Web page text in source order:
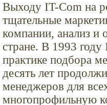
Выходу IT-Com на
тщательные
компании, анализ и
стране. В 1993
практике подбора
десять лет
менеджеров для
многопрофильную